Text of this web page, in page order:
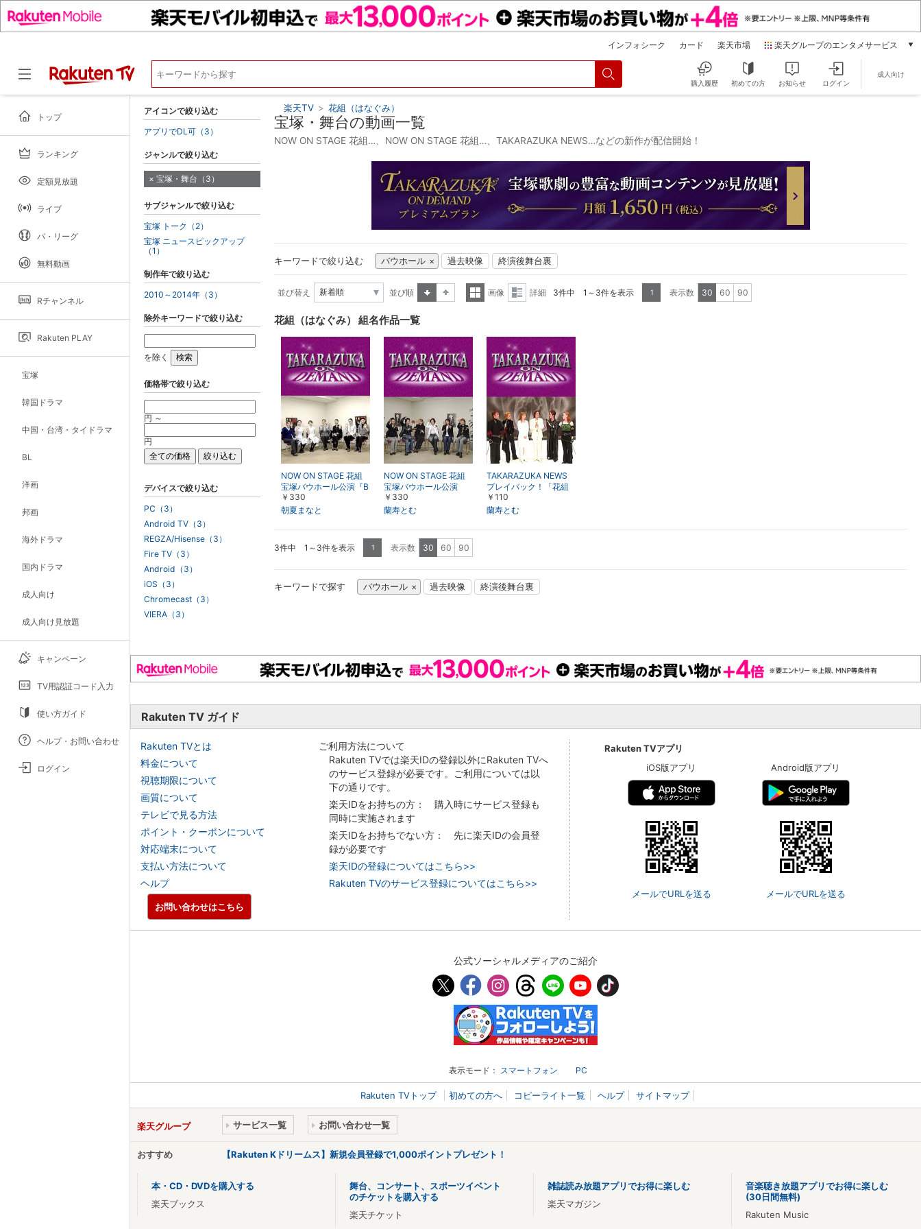
インフォシーク カード 楽天市場 楽天グループのエンタメサービス
本/ゲーム/CD/DVD
雑誌読み放題
音楽配信
動画配信
動画配信ガイド
購入履歴 初めての方 お知らせ ログイン
成人向け
トップ
ランキング
定額見放題
ライブ
パ・リーグ
無料動画
Rチャンネル
Rakuten PLAY
宝塚
韓国ドラマ
中国・台湾・タイドラマ
BL
洋画
邦画
海外ドラマ
国内ドラマ
成人向け
成人向け見放題
キャンペーン
TV用認証コード入力
使い方ガイド
ヘルプ・お問い合わせ
ログイン
楽天TV > 花組（はなぐみ）
宝塚・舞台の動画一覧
NOW ON STAGE 花組…、NOW ON STAGE 花組…、TAKARAZUKA NEWS…などの新作が配信開始！
キーワードで絞り込む バウホール 過去映像 終演後舞台裏
並び替え
並び順
画像
詳細 3件中 1～3件を表示 1 表示数 30 60 90
花組（はなぐみ） 組名作品一覧
NOW ON STAGE 花組
宝塚バウホール公演『B
UND／NEON 上海』
￥330
朝夏まなと
NOW ON STAGE 花組
宝塚バウホール公演
『スカウト』
￥330
蘭寿とむ
TAKARAZUKA NEWS
プレイバック！「花組
宝塚バウホール公演
『スカウト』舞台レポ
￥110
蘭寿とむ
3件中 1～3件を表示 1 表示数 30 60 90
キーワードで探す バウホール 過去映像 終演後舞台裏
アイコンで絞り込む
アプリでDL可（3）
ジャンルで絞り込む
宝塚・舞台（3）
サブジャンルで絞り込む
宝塚 トーク（2）
宝塚 ニュースピックアップ
（1）
制作年で絞り込む
2010～2014年（3）
除外キーワードで絞り込む
を除く
価格帯で絞り込む
円 ～
円
デバイスで絞り込む
PC（3）
Android TV（3）
REGZA/Hisense（3）
Fire TV（3）
Android（3）
iOS（3）
Chromecast（3）
VIERA（3）
Rakuten TV ガイド
Rakuten TVとは
料金について
視聴期限について
画質について
テレビで見る方法
ポイント・クーポンについて
対応端末について
支払い方法について
ヘルプ
ご利用方法について
Rakuten TVでは楽天IDの登録以外にRakuten TVへ
のサービス登録が必要です。ご利用については以
下の通りです。
楽天IDをお持ちの方： 購入時にサービス登録も
同時に実施されます
楽天IDをお持ちでない方： 先に楽天IDの会員登
録が必要です
楽天IDの登録についてはこちら>>
Rakuten TVのサービス登録についてはこちら>>
Rakuten TVアプリ
iOS版アプリ
メールでURLを送る
Android版アプリ
メールでURLを送る
お問い合わせはこちら
公式ソーシャルメディアのご紹介
表示モード： スマートフォン PC
Rakuten TVトップ 初めての方へ コピーライト一覧 ヘルプ サイトマップ
楽天グループ サービス一覧 お問い合わせ一覧
おすすめ 【Rakuten Kドリームス】新規会員登録で1,000ポイントプレゼント！
本・CD・DVDを購入する
楽天ブックス
舞台、コンサート、スポーツイベント
のチケットを購入する
楽天チケット
雑誌読み放題アプリでお得に楽しむ
楽天マガジン
音楽聴き放題アプリでお得に楽しむ
(30日間無料)
Rakuten Music